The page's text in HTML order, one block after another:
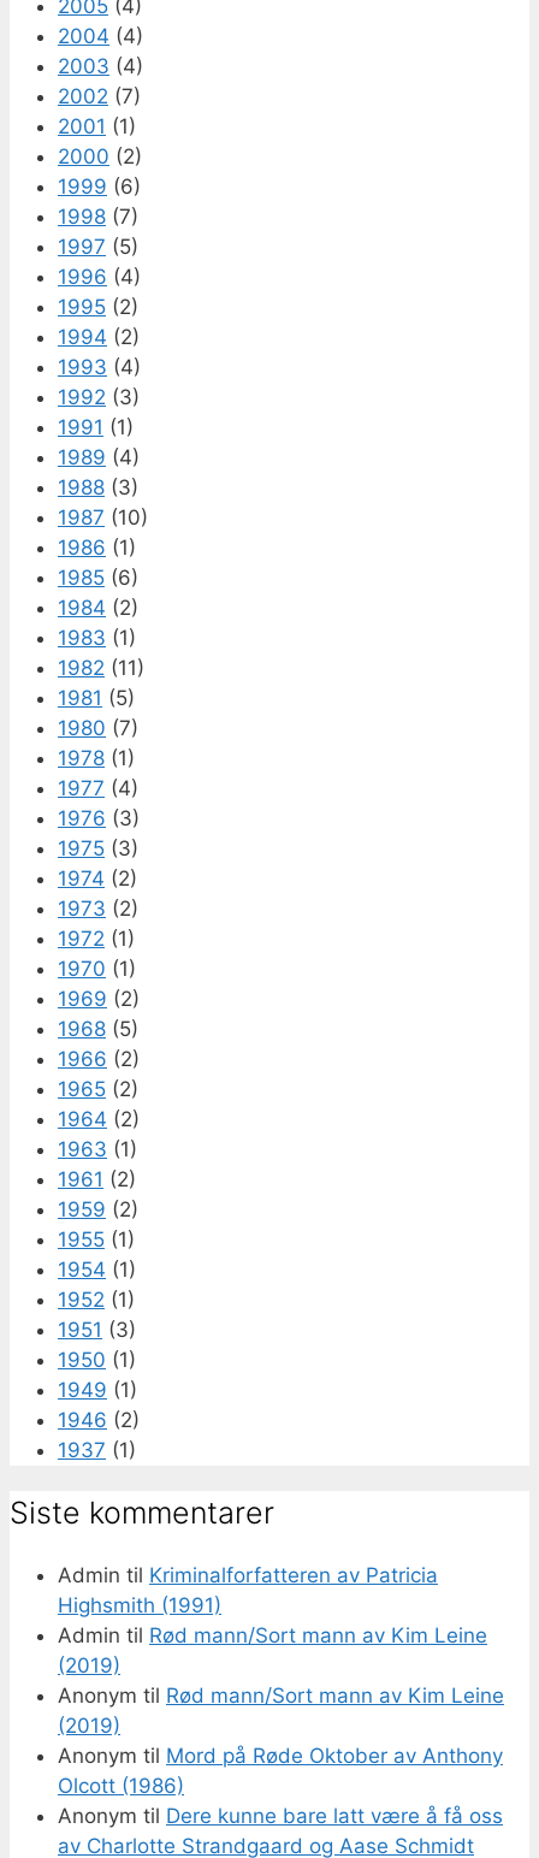
2005 (4)
2004 (4)
2003 (4)
2002 (7)
2001 (1)
2000 (2)
1999 (6)
1998 (7)
1997 (5)
1996 (4)
1995 (2)
1994 (2)
1993 (4)
1992 (3)
1991 (1)
1989 (4)
1988 (3)
1987 (10)
1986 (1)
1985 (6)
1984 (2)
1983 (1)
1982 (11)
1981 (5)
1980 (7)
1978 (1)
1977 (4)
1976 (3)
1975 (3)
1974 (2)
1973 (2)
1972 (1)
1970 (1)
1969 (2)
1968 (5)
1966 (2)
1965 (2)
1964 (2)
1963 (1)
1961 (2)
1959 (2)
1955 (1)
1954 (1)
1952 (1)
1951 (3)
1950 (1)
1949 (1)
1946 (2)
1937 (1)
Siste kommentarer
Admin til Kriminalforfatteren av Patricia
Highsmith (1991)
Admin til Rød mann/Sort mann av Kim Leine
(2019)
Anonym til Rød mann/Sort mann av Kim Leine
(2019)
Anonym til Mord på Røde Oktober av Anthony
Olcott (1986)
Anonym til Dere kunne bare latt være å få oss
av Charlotte Strandgaard og Aase Schmidt